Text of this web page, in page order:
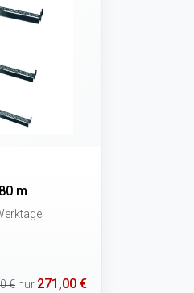
m
€ nur 271,00 €